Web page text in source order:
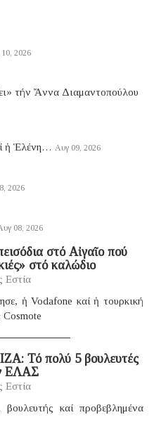
2026
τήν Ἄννα Διαμαντοπούλου
ἡ Ἑλένη… Αυγ 09, 2026
2026
08, 2026
στό Αἰγαῖο πού
στό καλώδιο
Εστία
ἡ Vodafone καί ἡ τουρκική
Cosmote
Τό πολύ 5 βουλευτές
ΕΛΑΣ
Εστία
βουλευτής καί προβεβλημένα